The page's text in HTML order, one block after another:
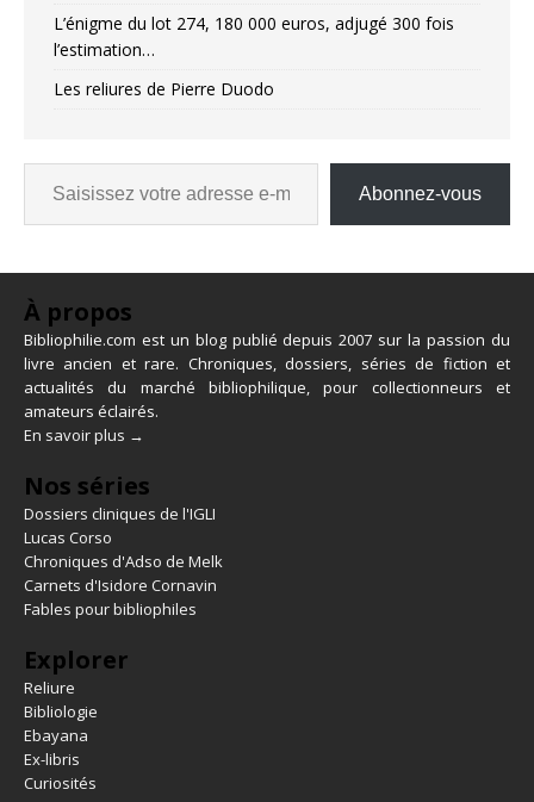
L’énigme du lot 274, 180 000 euros, adjugé 300 fois
l’estimation…
Les reliures de Pierre Duodo
Abonnez-vous
À propos
Bibliophilie.com est un blog publié depuis 2007 sur la passion du
livre ancien et rare. Chroniques, dossiers, séries de fiction et
actualités du marché bibliophilique, pour collectionneurs et
amateurs éclairés.
En savoir plus →
Nos séries
Dossiers cliniques de l'IGLI
Lucas Corso
Chroniques d'Adso de Melk
Carnets d'Isidore Cornavin
Fables pour bibliophiles
Explorer
Reliure
Bibliologie
Ebayana
Ex-libris
Curiosités